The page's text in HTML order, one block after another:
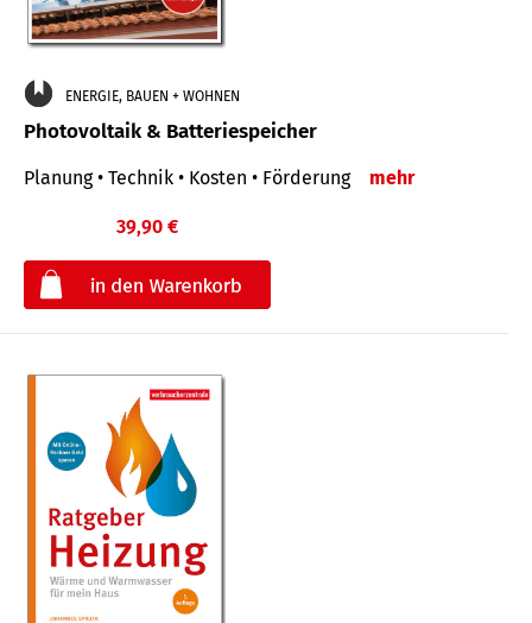
ENERGIE, BAUEN + WOHNEN
Photovoltaik & Batteriespeicher
Planung • Technik • Kosten • Förderung mehr
39,90 €